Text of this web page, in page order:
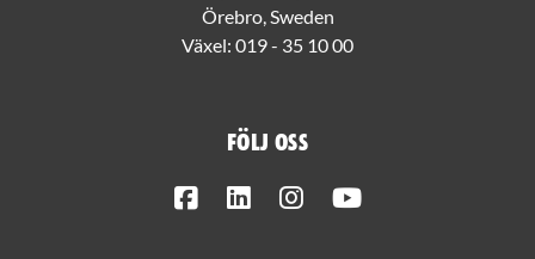
Örebro, Sweden
Växel: 019 - 35 10 00
Följ oss
FacebookLinkedInInstagram